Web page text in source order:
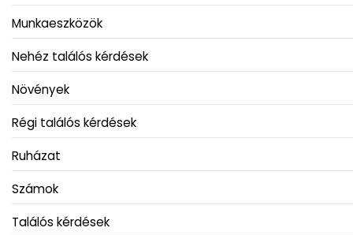
Munkaeszközök
Nehéz találós kérdések
Növények
Régi találós kérdések
Ruházat
Számok
Találós kérdések